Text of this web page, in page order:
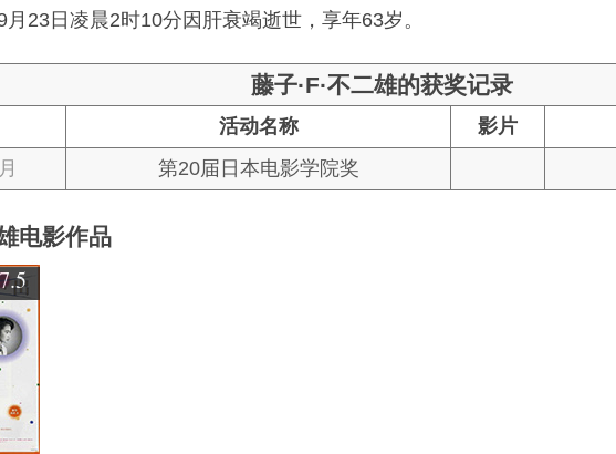
23日凌晨2时10分因肝衰竭逝世，享年63岁。
藤子·F·不二雄的获奖记录
活动名称 影片
第20届日本电影学院奖
电影作品